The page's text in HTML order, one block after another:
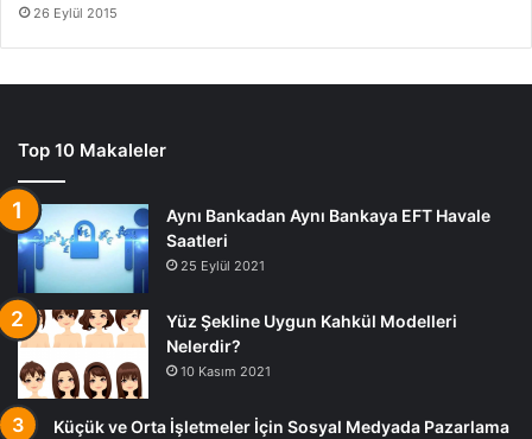
26 Eylül 2015
Top 10 Makaleler
Aynı Bankadan Aynı Bankaya EFT Havale
Saatleri
25 Eylül 2021
Yüz Şekline Uygun Kahkül Modelleri
Nelerdir?
10 Kasım 2021
Küçük ve Orta İşletmeler İçin Sosyal Medyada Pazarlama